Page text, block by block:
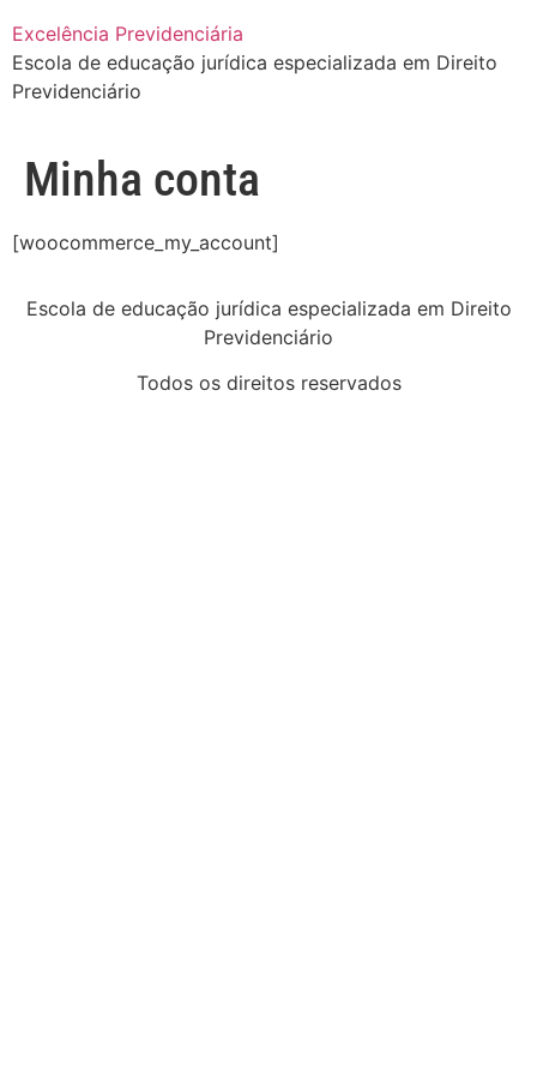
Excelência Previdenciária
Escola de educação jurídica especializada em Direito
Previdenciário
Minha conta
[woocommerce_my_account]
Escola de educação jurídica especializada em Direito
Previdenciário
Todos os direitos reservados